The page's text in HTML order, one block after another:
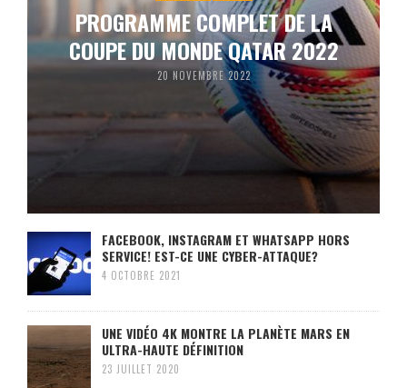
PROGRAMME COMPLET DE LA
COUPE DU MONDE QATAR 2022
20 NOVEMBRE 2022
FACEBOOK, INSTAGRAM ET WHATSAPP HORS
SERVICE! EST-CE UNE CYBER-ATTAQUE?
4 OCTOBRE 2021
UNE VIDÉO 4K MONTRE LA PLANÈTE MARS EN
ULTRA-HAUTE DÉFINITION
23 JUILLET 2020